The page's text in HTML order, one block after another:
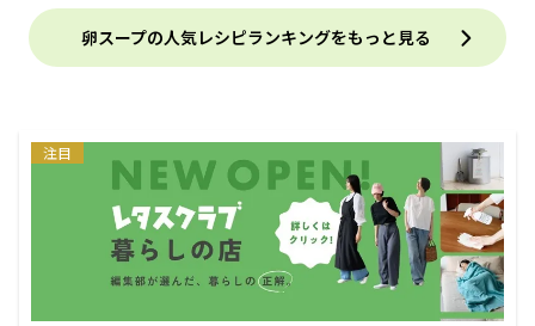
卵スープの人気レシピランキングをもっと見る
注目